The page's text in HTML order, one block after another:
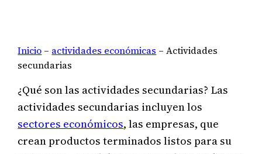
Inicio – actividades económicas –Actividades
secundarias
¿Qué son las actividades secundarias? Las
actividades secundarias incluyen los
sectores económicos, las empresas, que
crean productos terminados listos para su